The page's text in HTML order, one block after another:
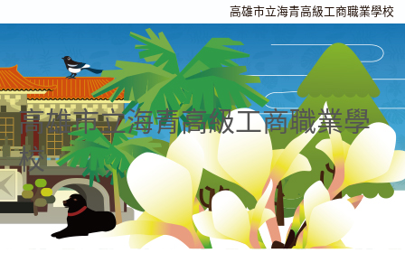
高雄市立海青高級工商職業學校
高雄市立海青高級工商職業學
校